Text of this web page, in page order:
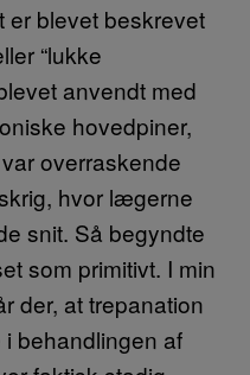
er blevet beskrevet
“lukke
anvendt med
hovedpiner,
overraskende
hvor lægerne
snit. Så begyndte
som primitivt. I min
der, at trepanation
behandlingen af